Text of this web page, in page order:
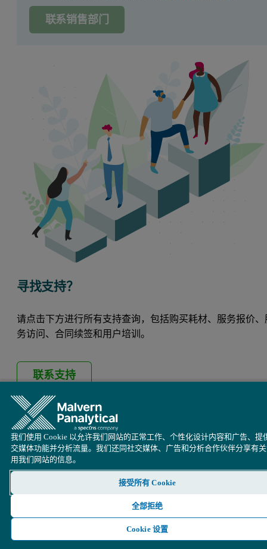
联系销售部门
寻找支持？
请点击下方进行所有支持查询，包括购买耗材、服务报价、
务访问、合同续签和用户培训。
联系支持
我们使用 Cookie 以允许我们网站的正常工作、个性化设计内容和广告、提
交媒体功能并分析流量。我们还同社交媒体、广告和分析合作伙伴分享有
用我们网站的信息。
接受所有 Cookie
全部拒绝
Cookie 设置